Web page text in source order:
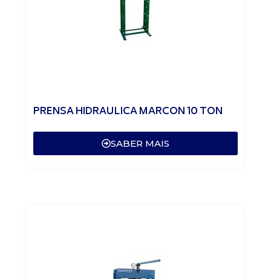
PRENSA HIDRAULICA MARCON 10 TON
SABER MAIS